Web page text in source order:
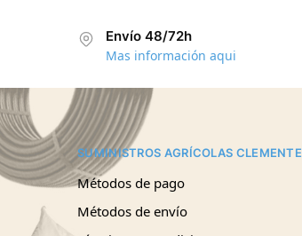
Envío 48/72h
Mas información aqui
SUMINISTROS AGRÍCOLAS CLEMENTE
Métodos de pago
Métodos de envío